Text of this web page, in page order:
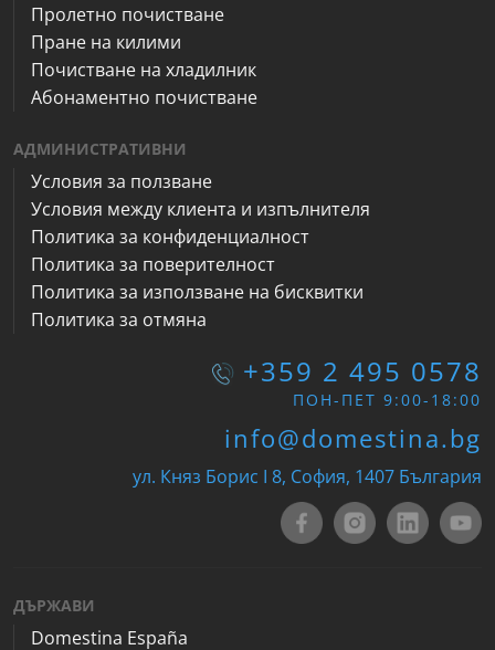
Пролетно почистване
Пране на килими
Почистване на хладилник
Абонаментно почистване
АДМИНИСТРАТИВНИ
Условия за ползване
Условия между клиента и изпълнителя
Политика за конфиденциалност
Политика за поверителност
Политика за използване на бисквитки
Политика за отмяна
+359 2 495 0578
ПОН-ПЕТ 9:00-18:00
info@domestina.bg
ул. Княз Борис I 8, София, 1407 България
ДЪРЖАВИ
Domestina España